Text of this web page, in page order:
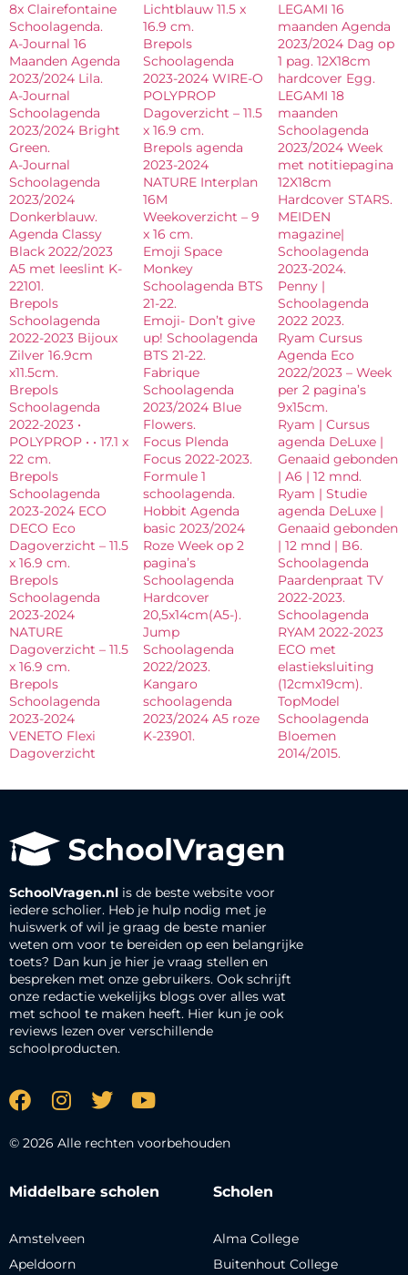
8x Clairefontaine
Schoolagenda.
A-Journal 16
Maanden Agenda
2023/2024 Lila.
A-Journal
Schoolagenda
2023/2024 Bright
Green.
A-Journal
Schoolagenda
2023/2024
Donkerblauw.
Agenda Classy
Black 2022/2023
A5 met leeslint K-
22101.
Brepols
Schoolagenda
2022-2023 Bijoux
Zilver 16.9cm
x11.5cm.
Brepols
Schoolagenda
2022-2023 •
POLYPROP • • 17.1 x
22 cm.
Brepols
Schoolagenda
2023-2024 ECO
DECO Eco
Dagoverzicht – 11.5
x 16.9 cm.
Brepols
Schoolagenda
2023-2024
NATURE
Dagoverzicht – 11.5
x 16.9 cm.
Brepols
Schoolagenda
2023-2024
VENETO Flexi
Dagoverzicht
Lichtblauw 11.5 x
16.9 cm.
Brepols
Schoolagenda
2023-2024 WIRE-O
POLYPROP
Dagoverzicht – 11.5
x 16.9 cm.
Brepols agenda
2023-2024
NATURE Interplan
16M
Weekoverzicht – 9
x 16 cm.
Emoji Space
Monkey
Schoolagenda BTS
21-22.
Emoji- Don’t give
up! Schoolagenda
BTS 21-22.
Fabrique
Schoolagenda
2023/2024 Blue
Flowers.
Focus Plenda
Focus 2022-2023.
Formule 1
schoolagenda.
Hobbit Agenda
basic 2023/2024
Roze Week op 2
pagina’s
Schoolagenda
Hardcover
20,5x14cm(A5-).
Jump
Schoolagenda
2022/2023.
Kangaro
schoolagenda
2023/2024 A5 roze
K-23901.
LEGAMI 16
maanden Agenda
2023/2024 Dag op
1 pag. 12X18cm
hardcover Egg.
LEGAMI 18
maanden
Schoolagenda
2023/2024 Week
met notitiepagina
12X18cm
Hardcover STARS.
MEIDEN
magazine|
Schoolagenda
2023-2024.
Penny |
Schoolagenda
2022 2023.
Ryam Cursus
Agenda Eco
2022/2023 – Week
per 2 pagina’s
9x15cm.
Ryam | Cursus
agenda DeLuxe |
Genaaid gebonden
| A6 | 12 mnd.
Ryam | Studie
agenda DeLuxe |
Genaaid gebonden
| 12 mnd | B6.
Schoolagenda
Paardenpraat TV
2022-2023.
Schoolagenda
RYAM 2022-2023
ECO met
elastieksluiting
(12cmx19cm).
TopModel
Schoolagenda
Bloemen
2014/2015.
SchoolVragen.nl is de beste website voor
iedere scholier. Heb je hulp nodig met je
huiswerk of wil je graag de beste manier
weten om voor te bereiden op een belangrijke
toets? Dan kun je hier je vraag stellen en
bespreken met onze gebruikers. Ook schrijft
onze redactie wekelijks blogs over alles wat
met school te maken heeft. Hier kun je ook
reviews lezen over verschillende
schoolproducten.
© 2026 Alle rechten voorbehouden
Middelbare scholen
Amstelveen
Apeldoorn
Scholen
Alma College
Buitenhout College